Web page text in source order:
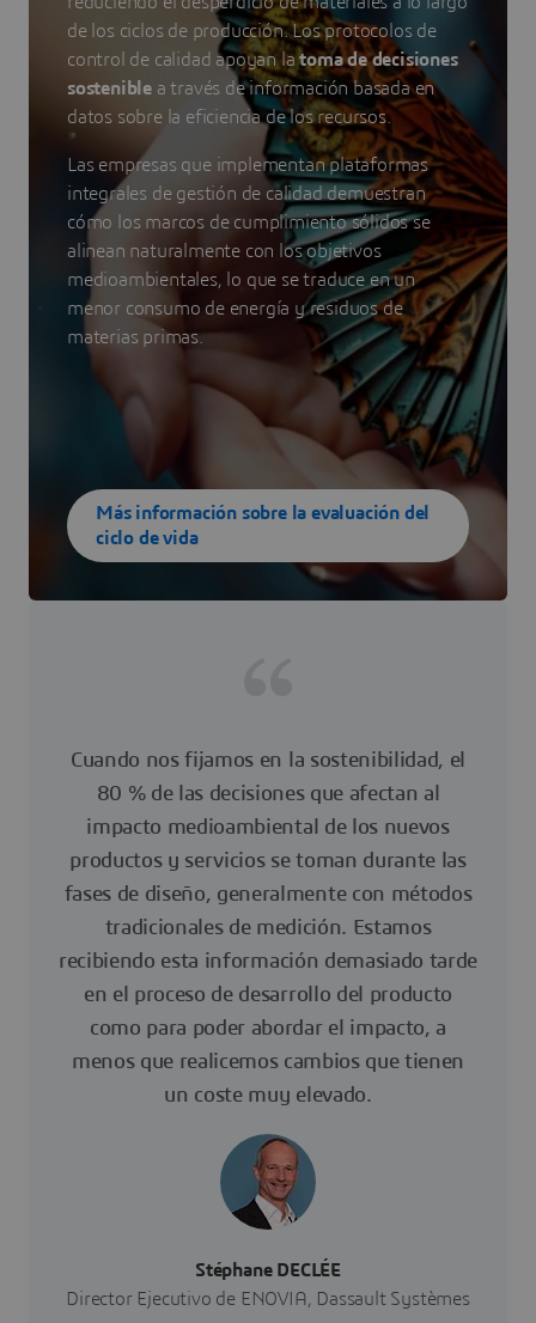
de los ciclos de producción. Los protocolos de
control de calidad apoyan latoma de decisiones
sostenible a través de información basada en
datos sobre la eficiencia de los recursos.
Las empresas que implementan plataformas
integrales de gestión de calidad demuestran
cómo los marcos de cumplimiento sólidos se
alinean naturalmente con los objetivos
medioambientales, lo que se traduce en un
menor consumo de energía y residuos de
materias primas.
Más información sobre la evaluación del
ciclo de vida
Cuando nos fijamos en la sostenibilidad, el
80 % de las decisiones que afectan al
impacto medioambiental de los nuevos
productos y servicios se toman durante las
fases de diseño, generalmente con métodos
tradicionales de medición. Estamos
recibiendo esta información demasiado tarde
en el proceso de desarrollo del producto
como para poder abordar el impacto, a
menos que realicemos cambios que tienen
un coste muy elevado.
Stéphane DECLÉE
Director Ejecutivo de ENOVIA, Dassault Systèmes